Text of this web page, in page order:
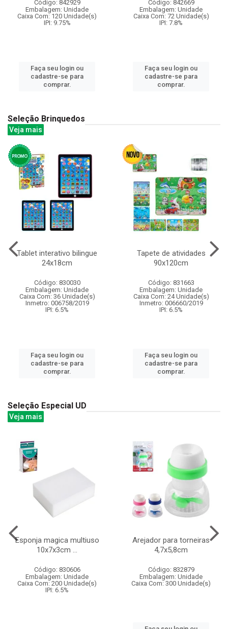
Código: 842929
Embalagem: Unidade
Caixa Com: 120 Unidade(s)
IPI: 9.75%
Faça seu login ou
cadastre-se para
comprar.
Código: 842669
Embalagem: Unidade
Caixa Com: 72 Unidade(s)
IPI: 7.8%
Faça seu login ou
cadastre-se para
comprar.
Seleção Brinquedos
Veja mais
Tablet interativo bilingue
24x18cm
Código: 830030
Embalagem: Unidade
Caixa Com: 36 Unidade(s)
Inmetro: 006758/2019
IPI: 6.5%
Faça seu login ou
cadastre-se para
comprar.
Tapete de atividades
90x120cm
Código: 831663
Embalagem: Unidade
Caixa Com: 24 Unidade(s)
Inmetro: 006660/2019
IPI: 6.5%
Faça seu login ou
cadastre-se para
comprar.
Seleção Especial UD
Veja mais
Esponja magica multiuso
10x7x3cm ...
Código: 830606
Embalagem: Unidade
Caixa Com: 200 Unidade(s)
IPI: 6.5%
Arejador para torneiras
4,7x5,8cm
Código: 832879
Embalagem: Unidade
Caixa Com: 300 Unidade(s)